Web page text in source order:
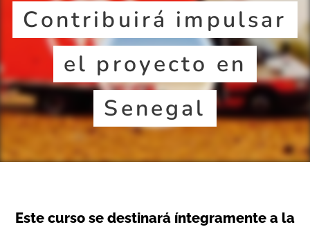
Contribuirá impulsar
el proyecto en
Senegal
Este curso se destinará íntegramente a la